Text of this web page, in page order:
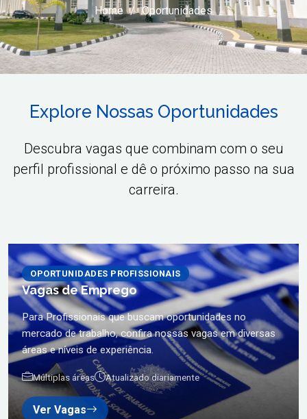
Home Oportunidades
Explore Nossas Oportunidades
Descubra vagas que combinam com o seu
perfil profissional e dê o próximo passo na sua
carreira.
OPORTUNIDADES PROFISSIONAIS
Vagas de Emprego
Para Profissionais que buscam oportunidades no
mercado de trabalho, confira nossas vagas em diversas
áreas e níveis de experiência.
Múltiplas áreas Atualizado diariamente
Ver Vagas